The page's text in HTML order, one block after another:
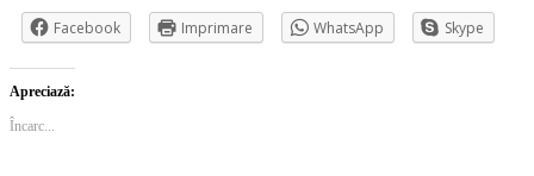
Facebook Imprimare WhatsApp Skype
Apreciază:
Încarc...